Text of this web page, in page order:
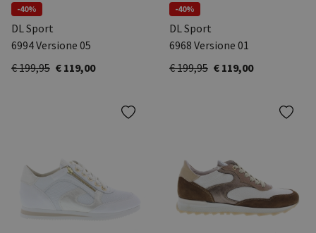
-40%
DL Sport
6994 Versione 05
€ 199,95 € 119,00
-40%
DL Sport
6968 Versione 01
€ 199,95 € 119,00